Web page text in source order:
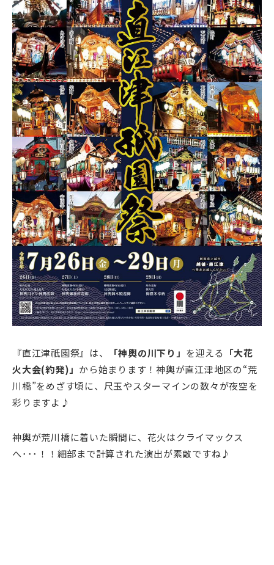
『直江津祇園祭』は、 「神輿の川下り」 を迎える
「大花
火大会(約発)」 から始まります！神輿が直江津地区の“荒
川橋”をめざす頃に、尺玉やスターマインの数々が夜空を
彩りますよ♪
神輿が荒川橋に着いた瞬間に、花火はクライマックス
へ･･･！！細部まで計算された演出が素敵ですね♪